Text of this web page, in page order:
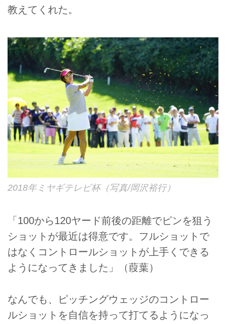
教えてくれた。
2018年ミヤギテレビ杯（写真/岡沢裕行）
「100から120ヤード前後の距離でピンを狙う
ショットが最近は得意です。フルショットで
はなくコントロールショットが上手くできる
ようになってきました」（葭葉）
なんでも、ピッチングウェッジのコントロー
ルショットを自信を持って打てるようになっ